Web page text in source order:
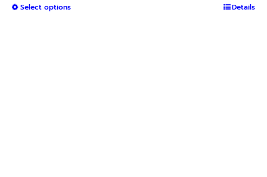
Select optionsThis
Details